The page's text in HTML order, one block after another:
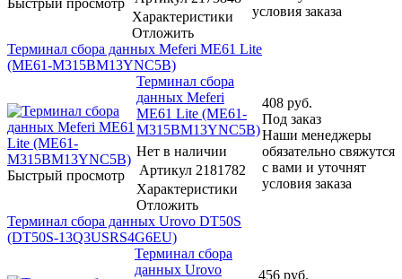
Характеристики
Отложить
условия заказа
Терминал сбора данных Meferi ME61 Lite
(ME61-M315BM13YNC5B)
Быстрый просмотр
Терминал сбора
данных Meferi
ME61 Lite (ME61-
M315BM13YNC5B)
Нет в наличии
Артикул 2181782
Характеристики
Отложить
408 руб.
Под заказ
Наши менеджеры
обязательно свяжутся
с вами и уточнят
условия заказа
Терминал сбора данных Urovo DT50S
(DT50S-13Q3USRS4G6EU)
Терминал сбора
данных Urovo
456 руб.